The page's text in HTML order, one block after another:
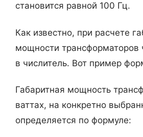
становится равной 100 Гц.
Как известно, при расчете
мощности трансформаторов
в числитель. Вот пример
Габаритная мощность
ваттах, на конкретно
определяется по формуле: